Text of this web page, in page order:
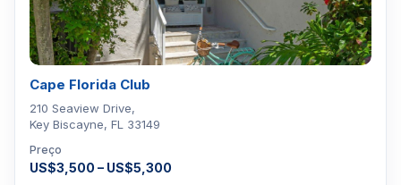
Cape Florida Club
210 Seaview Drive,
Key Biscayne, FL 33149
Preço
US$3,500 – US$5,300